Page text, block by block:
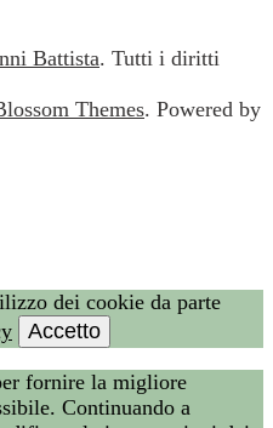
Battista. Tutti i diritti
Themes. Powered by
dei cookie da parte
Accetto
fornire la migliore
Continuando a